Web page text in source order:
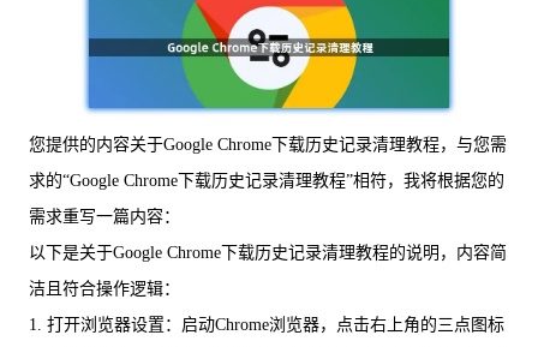
您提供的内容关于Google Chrome下载历史记录清理教程，与您需
求的“Google Chrome下载历史记录清理教程”相符，我将根据您的
需求重写一篇内容：
以下是关于Google Chrome下载历史记录清理教程的说明，内容简
洁且符合操作逻辑：
1. 打开浏览器设置：启动Chrome浏览器，点击右上角的三点图标